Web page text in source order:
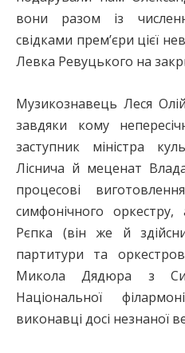
вони разом із
свідками прем’єри цієї
Левка Ревуцького на
Музикознавець Леся
завдяки кому
заступник міністра
Ліснича й меценат
процесові
симфонічного
Рєпка (він же й
партитури та
Микола Дядюра з
Національної
виконавці досі незнаної